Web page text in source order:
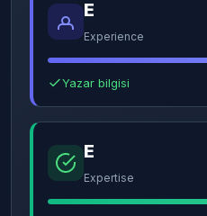
E
Experience
Yazar bilgisi
E
Expertise